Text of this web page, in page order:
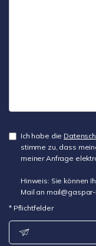
Ich habe die
stimme zu, dass
meiner Anfrage
Hinweis: Sie können
Mail an
* Pflichtfelder